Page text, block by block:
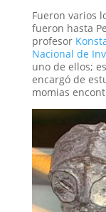
Fueron varios
fueron hasta
profesor
Nacional de
uno de ellos;
encargó de
momias